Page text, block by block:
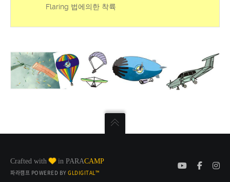
Flaring 법에의한 착륙
Crafted with in PARACAMP
파라캠프 POWERED BY GLDIGITAL™